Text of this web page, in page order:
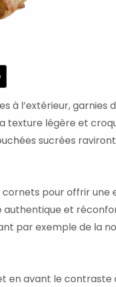
à l’extérieur, garnies
texture légère et
sucrées
pour offrir une
et
par exemple de la
en avant le contraste